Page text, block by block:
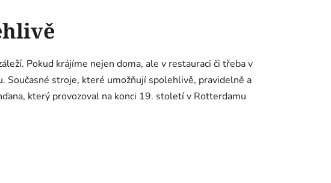
Pokud krájíme nejen doma, ale v restauraci či třeba v
stroje, které umožňují spolehlivě, pravidelně a
který provozoval na konci 19. století v Rotterdamu